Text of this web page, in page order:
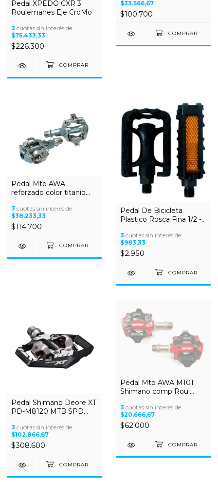
Pedal XPEDO CXR 3
Roulemanes Eje CroMo
3 cuotas sin interés de
$75.433,33
$226.300
$33.566,67
$100.700
Pedal Mtb AWA
reforzado color titanio
Rulemanes
3 cuotas sin interés de
$38.233,33
$114.700
Pedal De Bicicleta
Plastico Rosca Fina 1/2 -
3 cuotas sin interés de
$983,33
$2.950
Pedal Shimano Deore XT
PD-M8120 MTB SPD
3 cuotas sin interés de
$102.866,67
$308.600
Pedal Mtb AWA M101
Shimano comp Roul
3 cuotas sin interés de
$20.666,67
$62.000